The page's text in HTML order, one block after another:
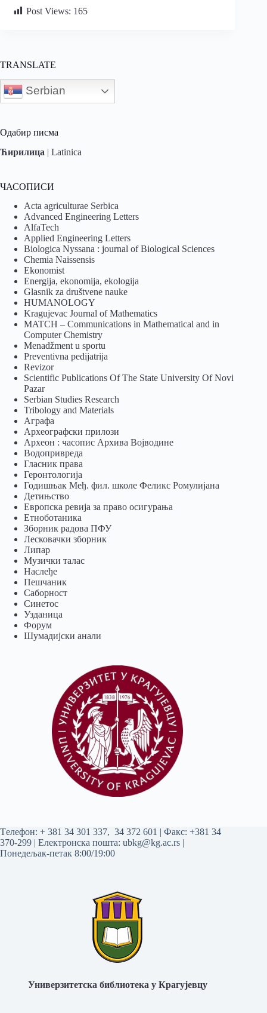
Post Views: 165
TRANSLATE
Serbian
Одабир писма
Ћирилица | Latinica
ЧАСОПИСИ
Acta agriculturae Serbica
Advanced Engineering Letters
AlfaTech
Applied Engineering Letters
Biologica Nyssana : journal of Biological Sciences
Chemia Naissensis
Ekonomist
Energija, ekonomija, ekologija
Glasnik za društvene nauke
HUMANOLOGY
Kragujevac Journal of Mathematics
MATCH – Communications in Mathematical and in
Computer Chemistry
Menadžment u sportu
Preventivna pedijatrija
Revizor
Scientific Publications Of The State University Of Novi
Pazar
Serbian Studies Research
Tribology and Materials
Аграфа
Археографски прилози
Археон : часопис Архива Војводине
Водопривреда
Гласник права
Геронтологија
Годишњак Међ. фил. школе Феликс Ромулијана
Детињство
Европска ревија за право осигурања
Eтноботаника
Зборник радова ПФУ
Лесковачки зборник
Липар
Музички талас
Наслеђе
Пешчаник
Саборност
Синетос
Узданица
Форум
Шумадијски анали
Tелефон: + 381 34 301 337, 34 372 601 | Факс: +381 34
370-299 | Електронска пошта: ubkg@kg.ac.rs |
Понедељак-петак 8:00/19:00
Универзитетска библиотека у Крагујевцу